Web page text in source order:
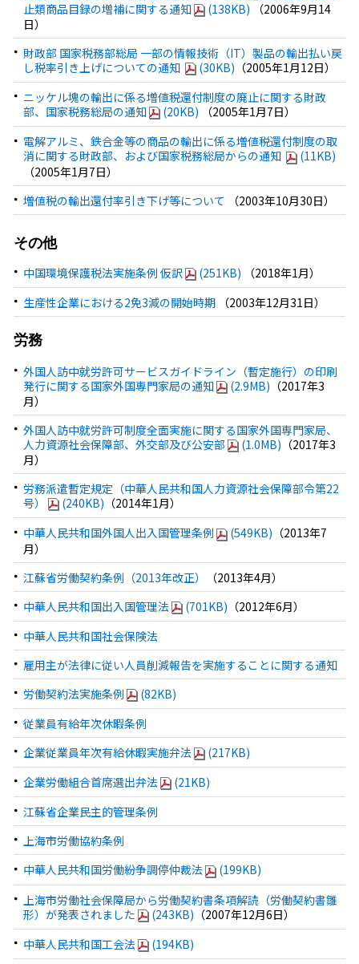
止類商品目録の増補に関する通知
(138KB) （2006年9月14
日）
財政部 国家税務部総局 一部の情報技術（IT）製品の輸出払い戻
し税率引き上げについての通知
(30KB) （2005年1月12日）
ニッケル塊の輸出に係る増値税還付制度の廃止に関する財政
部、国家税務総局の通知
(20KB) （2005年1月7日）
電解アルミ、鉄合金等の商品の輸出に係る増値税還付制度の取
消に関する財政部、および国家税務総局からの通知
(11KB)
（2005年1月7日）
増値税の輸出還付率引き下げ等について （2003年10月30日）
その他
中国環境保護税法実施条例 仮訳
(251KB) （2018年1月）
生産性企業における2免3減の開始時期（2003年12月31日）
労務
外国人訪中就労許可サービスガイドライン（暫定施行）の印刷
発行に関する国家外国専門家局の通知
(2.9MB) （2017年3
月）
外国人訪中就労許可制度全面実施に関する国家外国専門家局、
人力資源社会保障部、外交部及び公安部
(1.0MB) （2017年3
月）
労務派遣暫定規定（中華人民共和国人力資源社会保障部令第22
号）
(240KB) （2014年1月）
中華人民共和国外国人出入国管理条例
(549KB) （2013年7
月）
江蘇省労働契約条例（2013年改正）
（2013年4月）
中華人民共和国出入国管理法
(701KB) （2012年6月）
中華人民共和国社会保険法
雇用主が法律に従い人員削減報告を実施することに関する通知
労働契約法実施条例
(82KB)
従業員有給年次休暇条例
企業従業員年次有給休暇実施弁法
(217KB)
企業労働組合首席選出弁法
(21KB)
江蘇省企業民主的管理条例
上海市労働協約条例
中華人民共和国労働紛争調停仲裁法
(199KB)
上海市労働社会保障局から労働契約書条項解読（労働契約書雛
形）が発表されました
(243KB) （2007年12月6日）
中華人民共和国工会法
(194KB)